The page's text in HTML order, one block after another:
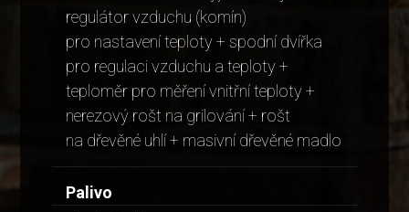
regulátor vzduchu (komín)
pro nastavení teploty + spodní dvířka
pro regulaci vzduchu a teploty +
teploměr pro měření vnitřní teploty +
nerezový rošt na grilování + rošt
na dřevěné uhlí + masivní dřevěné madlo
Palivo